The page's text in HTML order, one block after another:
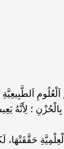
اَلطَّبِيعِيَّةِ
بِالْحُزْنِ ؛